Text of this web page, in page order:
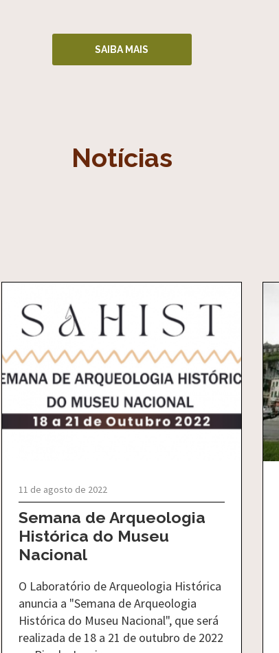
SAIBA MAIS
Notícias
11 de agosto de 2022
Semana de Arqueologia
Histórica do Museu
Nacional
O Laboratório de Arqueologia Histórica
anuncia a "Semana de Arqueologia
Histórica do Museu Nacional", que será
realizada de 18 a 21 de outubro de 2022